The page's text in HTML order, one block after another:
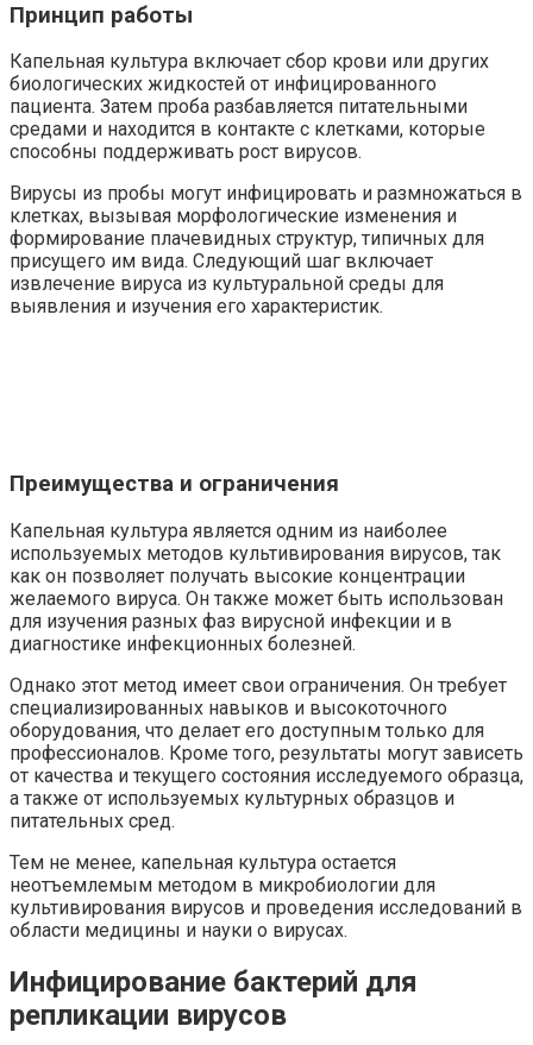
Принцип работы
Капельная культура включает сбор крови или других
биологических жидкостей от инфицированного
пациента. Затем проба разбавляется питательными
средами и находится в контакте с клетками, которые
способны поддерживать рост вирусов.
Вирусы из пробы могут инфицировать и размножаться в
клетках, вызывая морфологические изменения и
формирование плачевидных структур, типичных для
присущего им вида. Следующий шаг включает
извлечение вируса из культуральной среды для
выявления и изучения его характеристик.
Преимущества и ограничения
Капельная культура является одним из наиболее
используемых методов культивирования вирусов, так
как он позволяет получать высокие концентрации
желаемого вируса. Он также может быть использован
для изучения разных фаз вирусной инфекции и в
диагностике инфекционных болезней.
Однако этот метод имеет свои ограничения. Он требует
специализированных навыков и высокоточного
оборудования, что делает его доступным только для
профессионалов. Кроме того, результаты могут зависеть
от качества и текущего состояния исследуемого образца,
а также от используемых культурных образцов и
питательных сред.
Тем не менее, капельная культура остается
неотъемлемым методом в микробиологии для
культивирования вирусов и проведения исследований в
области медицины и науки о вирусах.
Инфицирование бактерий для
репликации вирусов